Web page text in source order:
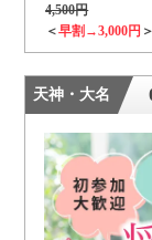
4,500円
＜早割→3,000円 ＞
天神・大名